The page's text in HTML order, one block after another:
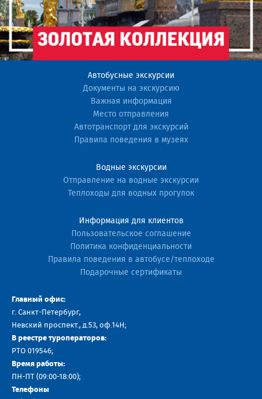
Автобусные экскурсии
Документы на экскурсию
Важная информация
Место отправления
Автотранспорт для экскурсий
Правила поведения в музеях
Водные экскурсии
Отправление на водные экскурсии
Теплоходы для водных прогулок
Информация для клиентов
Пользовательское соглашение
Политика конфиденциальности
Правила поведения в автобусе/теплоходе
Подарочные сертификаты
Главный офис:
г. Санкт-Петербург,
Невский проспект., д.53, оф.14H;
В реестре туроператоров:
РТО 019546;
Время работы:
ПН-ПТ (09:00-18:00);
Телефоны